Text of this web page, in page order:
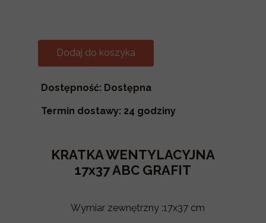
Dostępność: Dostępna
Termin dostawy: 24 godziny
Dodaj do koszyka
KRATKA WENTYLACYJNA
17x37 ABC GRAFIT
Wymiar zewnętrzny :17x37 cm